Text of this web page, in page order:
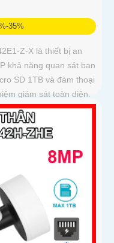
35%
Z-X là thiết bị an
khả năng quan sát ban
SD 1TB và đàm thoại
giám sát toàn diện.
như nhận diện khuôn
quả quản lý và an ninh